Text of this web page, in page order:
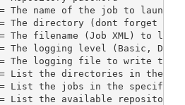
The name of the job to launch
The directory (dont forget
filename (Job XML) to
The logging level (Basic,
The logging file to write to
List the directories in the
List the jobs in the specified
List the available repositories